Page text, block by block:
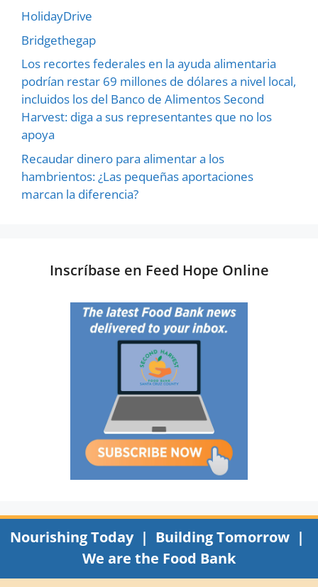
HolidayDrive
Bridgethegap
Los recortes federales en la ayuda alimentaria
podrían restar 69 millones de dólares a nivel local,
incluidos los del Banco de Alimentos Second
Harvest: diga a sus representantes que no los
apoya
Recaudar dinero para alimentar a los
hambrientos: ¿Las pequeñas aportaciones
marcan la diferencia?
Inscríbase en Feed Hope Online
Nourishing Today | Building Tomorrow |
We are the Food Bank